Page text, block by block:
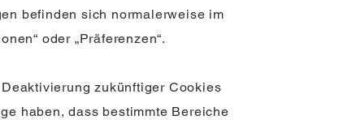
befinden sich normalerweise im
oder „Präferenzen“.
zukünftiger Cookies
haben, dass bestimmte Bereiche